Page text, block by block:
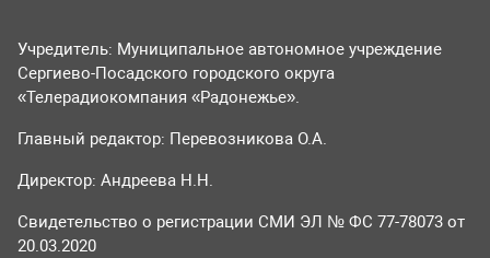
Учредитель: Муниципальное автономное учреждение
Сергиево-Посадского городского округа
«Телерадиокомпания «Радонежье».
Главный редактор: Перевозникова О.А.
Директор: Андреева Н.Н.
Свидетельство о регистрации СМИ ЭЛ № ФС 77-78073 от
20.03.2020